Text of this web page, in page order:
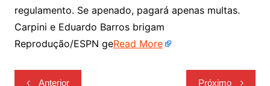
regulamento. Se apenado, pagará apenas multas.
Carpini e Eduardo Barros brigam
Reprodução/ESPN geRead More
Navegação
Anterior Próximo